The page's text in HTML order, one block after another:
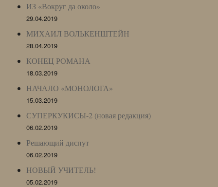
ИЗ «Вокруг да около»
29.04.2019
МИХАИЛ ВОЛЬКЕНШТЕЙН
28.04.2019
КОНЕЦ РОМАНА
18.03.2019
НАЧАЛО «МОНОЛОГА»
15.03.2019
СУПЕРКУКИСЫ-2 (новая редакция)
06.02.2019
Решающий диспут
06.02.2019
НОВЫЙ УЧИТЕЛЬ!
05.02.2019